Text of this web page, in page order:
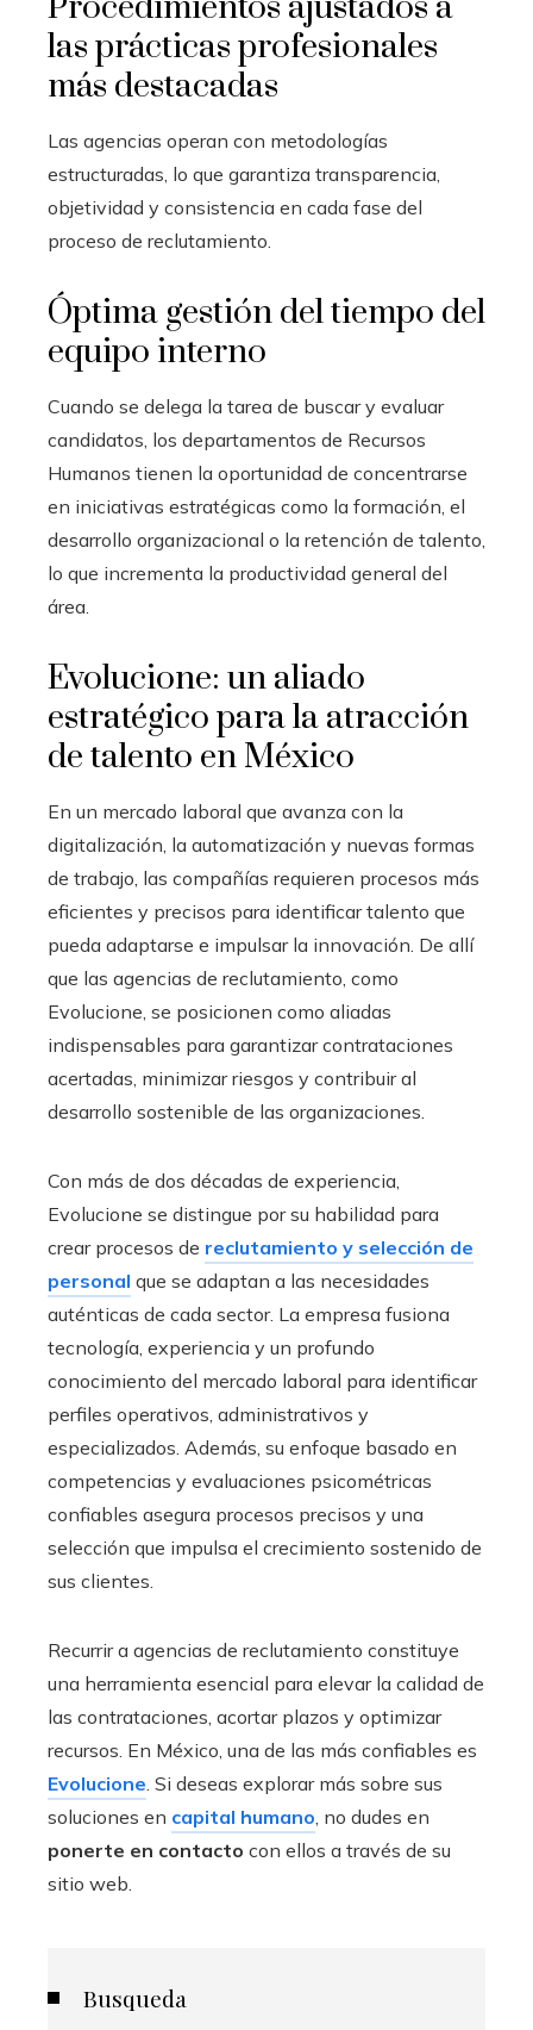
las prácticas profesionales
más destacadas
Las agencias operan con metodologías
estructuradas, lo que garantiza transparencia,
objetividad y consistencia en cada fase del
proceso de reclutamiento.
Óptima gestión del tiempo del
equipo interno
Cuando se delega la tarea de buscar y evaluar
candidatos, los departamentos de Recursos
Humanos tienen la oportunidad de concentrarse
en iniciativas estratégicas como la formación, el
desarrollo organizacional o la retención de talento,
lo que incrementa la productividad general del
área.
Evolucione: un aliado
estratégico para la atracción
de talento en México
En un mercado laboral que avanza con la
digitalización, la automatización y nuevas formas
de trabajo, las compañías requieren procesos más
eficientes y precisos para identificar talento que
pueda adaptarse e impulsar la innovación. De allí
que las agencias de reclutamiento, como
Evolucione, se posicionen como aliadas
indispensables para garantizar contrataciones
acertadas, minimizar riesgos y contribuir al
desarrollo sostenible de las organizaciones.
Con más de dos décadas de experiencia,
Evolucione se distingue por su habilidad para
crear procesos de reclutamiento y selección de
personal que se adaptan a las necesidades
auténticas de cada sector. La empresa fusiona
tecnología, experiencia y un profundo
conocimiento del mercado laboral para identificar
perfiles operativos, administrativos y
especializados. Además, su enfoque basado en
competencias y evaluaciones psicométricas
confiables asegura procesos precisos y una
selección que impulsa el crecimiento sostenido de
sus clientes.
Recurrir a agencias de reclutamiento constituye
una herramienta esencial para elevar la calidad de
las contrataciones, acortar plazos y optimizar
recursos. En México, una de las más confiables es
Evolucione . Si deseas explorar más sobre sus
soluciones en capital humano , no dudes en
ponerte en contacto con ellos a través de su
sitio web.
Busqueda